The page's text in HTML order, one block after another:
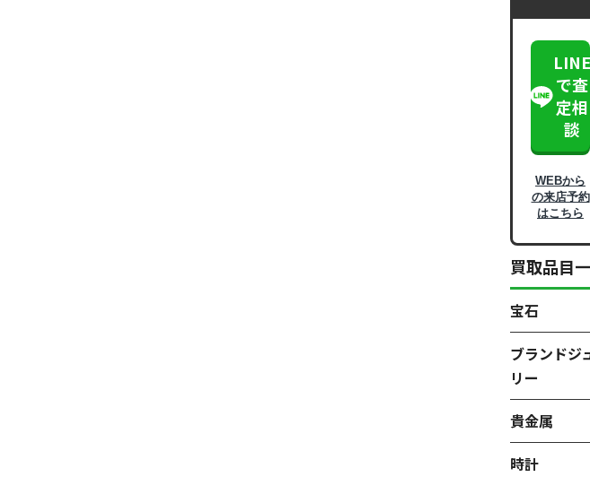
LINE
で査
定相
談
WEBから
の来店予約
はこちら
買取品目
宝石
ブランドジ
リー
貴金属
時計